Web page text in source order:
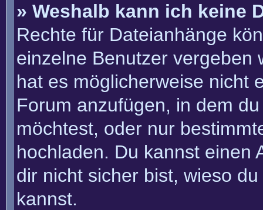
» Weshalb kann ich keine
Rechte für Dateianhänge
einzelne Benutzer vergeben
hat es möglicherweise nicht
Forum anzufügen, in dem
möchtest, oder nur
hochladen. Du kannst einen
dir nicht sicher bist, wieso
kannst.